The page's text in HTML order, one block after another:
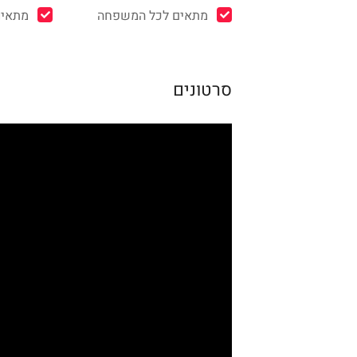
מתאים לכל המשפחה
סרטונים